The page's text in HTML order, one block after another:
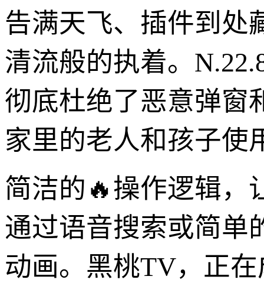
告满天飞、插件到处
清流般的执着。
彻底杜绝了恶意弹窗
家里的老人和孩子使
简洁的🔥操作逻辑，
通过语音搜索或简单
动画。黑桃TV，正